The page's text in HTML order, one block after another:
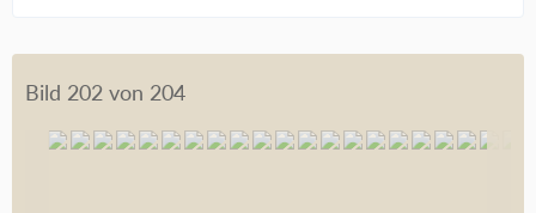
Bild 202 von 204